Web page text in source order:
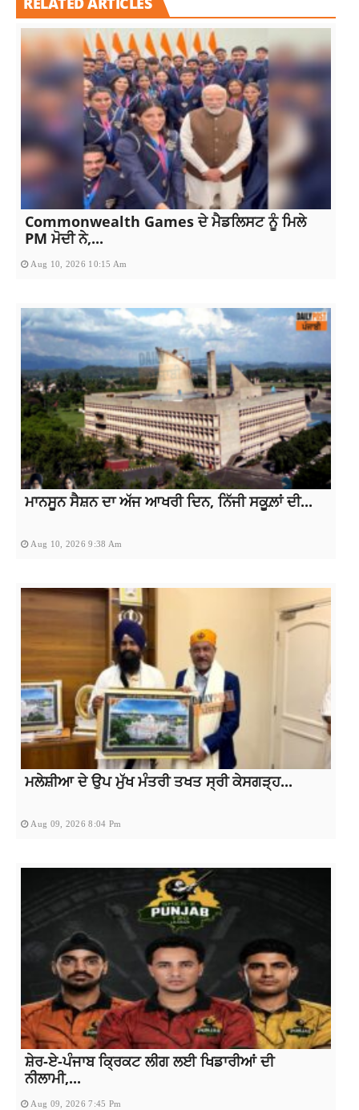
Commonwealth Games ਦੇ ਮੈਡਲਿਸਟ ਨੂੰ ਮਿਲੇ
PM ਮੋਦੀ ਨੇ,...
Aug 10, 2026 10:15 Am
ਮਾਨਸੂਨ ਸੈਸ਼ਨ ਦਾ ਅੱਜ ਆਖਰੀ ਦਿਨ, ਨਿੱਜੀ ਸਕੂਲ਼ਾਂ ਦੀ...
Aug 10, 2026 9:38 Am
ਮਲੇਸ਼ੀਆ ਦੇ ਉਪ ਮੁੱਖ ਮੰਤਰੀ ਤਖਤ ਸ੍ਰੀ ਕੇਸਗੜ੍ਹ...
Aug 09, 2026 8:04 Pm
ਸ਼ੇਰ-ਏ-ਪੰਜਾਬ ਕ੍ਰਿਕਟ ਲੀਗ ਲਈ ਖਿਡਾਰੀਆਂ ਦੀ
ਨੀਲਾਮੀ,...
Aug 09, 2026 7:45 Pm